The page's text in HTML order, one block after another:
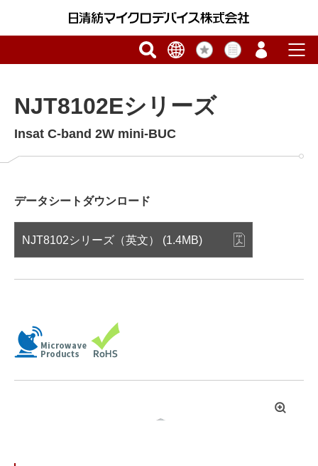
NJT8102Eシリーズ
Insat C-band 2W mini-BUC
データシートダウンロード
NJT8102シリーズ（英文） (1.4MB)
拡